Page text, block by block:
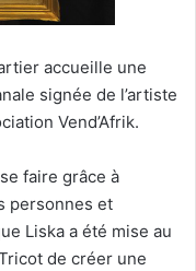
accueille une
signée de l’artiste
Vend’Afrik.
faire grâce à
personnes et
Liska a été mise au
de créer une